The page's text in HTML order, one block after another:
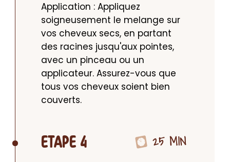
Application : Appliquez
soigneusement le melange sur
vos cheveux secs, en partant
des racines jusqu'aux pointes,
avec un pinceau ou un
applicateur. Assurez-vous que
tous vos cheveux soient bien
couverts.
ETAPE 4 25 MIN